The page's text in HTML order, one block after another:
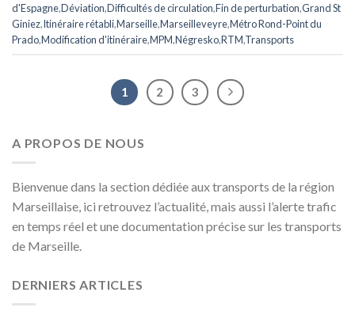
d'Espagne,Déviation,Difficultés de circulation,Fin de perturbation,Grand St
Giniez,Itinéraire rétabli,Marseille,Marseilleveyre,Métro Rond-Point du
Prado,Modification d'itinéraire,MPM,Négresko,RTM,Transports
1 2 3
A PROPOS DE NOUS
Bienvenue dans la section dédiée aux transports de la région
Marseillaise, ici retrouvez l’actualité, mais aussi l’alerte trafic
en temps réel et une documentation précise sur les transports
de Marseille.
DERNIERS ARTICLES